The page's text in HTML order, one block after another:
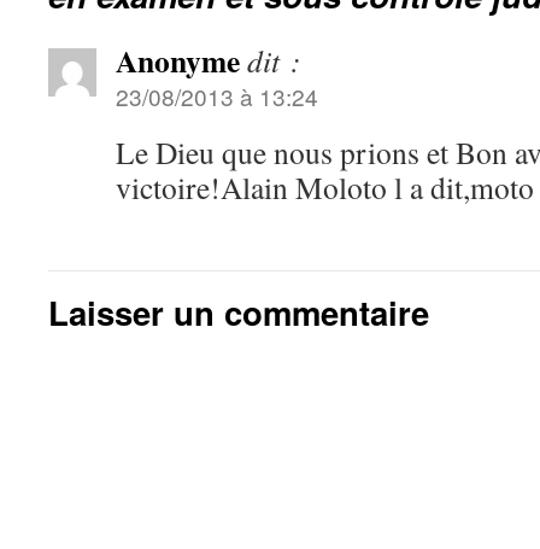
Anonymedit :
23/08/2013 à 13:24
Le Dieu que nous prions et Bon
victoire!Alain Moloto l a dit,moto
Laisser un commentaire